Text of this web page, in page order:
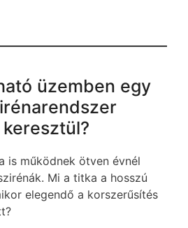
üzemben egy
is működnek ötven évnél
Mi a titka a hosszú
elegendő a korszerűsítés